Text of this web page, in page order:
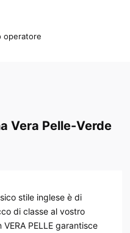
operatore
Vera Pelle-Verde
stile inglese è di
di classe al vostro
PELLE garantisce